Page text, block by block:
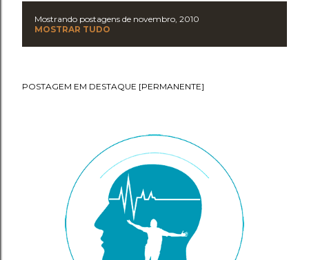
s
Mostrando postagens de novembro, 2010
MOSTRAR TUDO
POSTAGEM EM DESTAQUE [PERMANENTE]